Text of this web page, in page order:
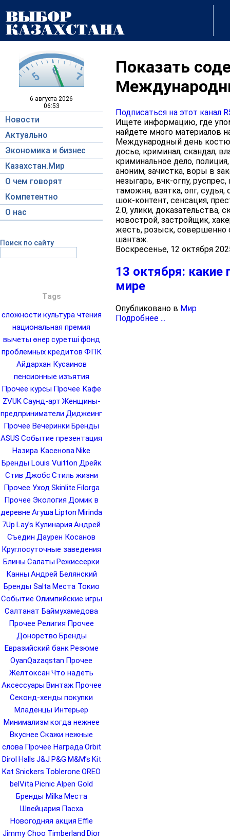
6 августа 2026
06:53
Новости
Актуально
Экономика и бизнес
Казахстан.Мир
О чем говорят
Компетентно
О нас
Поиск по сайту
Tags
сложности культура чтения
национальная премия
вычеты өнер суретшіфонд
проблемных кредитов ФПК
Айдархан Кусаинов
пенсионные изъятия
Прочее курсы Прочее Кафе
ZVUKСаунд-арт Женщины-
предприниматели Диджеинг
Прочее Вечеринки Бренды
ASUS Событие презентация
Назира Касенова Nike
Бренды Louis Vuitton Дрейк
Стив Джобс Стиль жизни
Прочее Уход Skinlite Filorga
Прочее Экология Домик в
деревне Агуша Lipton Mirinda
7Up Lay’s Кулинария Андрей
Съедин Даурен Косанов
Круглосуточные заведения
Блины Салаты Режиссерки
Канны Андрей Белянский
Бренды Salta Места Токио
Событие Олимпийские игры
Салтанат Баймухамедова
Прочее Религия Прочее
Донорство Бренды
Евразийский банк Резюме
OyanQazaqstan Прочее
Желтоксан Что надеть
Аксессуары Винтаж Прочее
Секонд-хенды покупки
Младенцы Интерьер
Минимализм когда нежнее
Вкуснее Скажи нежные
слова Прочее НаградаOrbit
Dirol Halls J&J P&G M&M’s Kit
Kat Snickers Toblerone OREO
belVita Picnic Alpen Gold
Бренды Milka Места
Швейцария Пасха
Новогодняя акция Effie
Jimmy Choo Timberland Dior
Показать
Подписаться на этот канал
Ищете информацию, где
найдете много материалов
Международный день
досье, криминал, скандал,
криминальное дело,
аноним, зачистка, воры в
незыгарь, вчк-огпу,
таможня, взятка, опг,
шок-контент, сенсация,
2.0, улики, доказательства,
новострой, застройщик,
жесть, розыск, совершенно
шантаж.
Воскресенье, 12 октября
13 октября: какие
мире
Опубликовано в Мир
Подробнее ...